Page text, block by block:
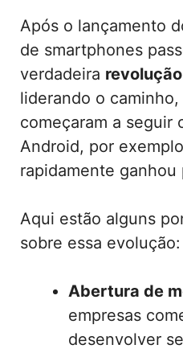
Após o lançamento
de smartphones
verdadeira revolução
liderando o
começaram a seguir
Android, por
rapidamente ganhou
Aqui estão alguns
sobre essa evolução:
Abertura de
empresas
desenvolver